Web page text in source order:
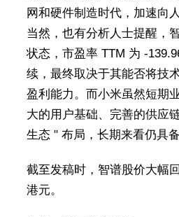
网和硬件制造时代，加速向
当然，也有分析人士提醒，
状态，市盈率 TTM 为 -
续，最终取决于其能否将技
盈利能力。而小米虽然短期
大的用户基础、完善的供应
生态 " 布局，长期来看仍具
截至发稿时，智谱股价大幅
港元。